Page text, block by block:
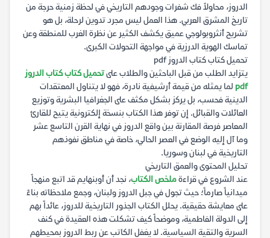
الدروز، محاولاً فك شفرات وجودهم التاريخي في لحظة زمنية حرجة من
تاريخ المشرق العربي. هذا العمل ليس مجرد تدوين لرحلة، بل هو
تشريح أنثروبولوجي عميق يكشف الكثير عن نظرة الغرب للمنطقة وعن
تماسك الهوية الدرزية في مواجهة التحولات الكبرى.
تحميل كتاب كتاب الدروز pdf
يتزايد الطلب من قبل الباحثين والطلاب علىتحميل كتاب كتاب الدروز
pdf لما يمثله من قيمة أرشيفية نادرة، فهو لا يتناول المعتقدات
الدينية فحسب، بل يركز بشكل مكثف على الجغرافيا البشرية وتوزيع
العائلات والقبائل. إن توفر هذا الكتاب بنسخة إلكترونية يتيح للقارئ
المعاصر فرصة المقارنة بين واقع الدروز في نهاية القرن التاسع عشر
وما آل إليه الوضع في العصر الحالي، خاصة في مناطق نفوذهم
التاريخية في لبنان وسوريا.
تحليل المحتوى والعمق التاريخي
عند الشروع في قراءةملخص الكتاب، نجد أن أوبنهايم قد اتبع منهجاً
ميدانياً صارماً؛ حيث تجول في جبل الدروز ولبنان، وجمع ملاحظاته بناءً
على معايشة حقيقية. يحلل الكتاب الجذور التاريخية للدروز، عائداً بهم
إلى الدولة الفاطمية، وموضحاً كيف تشكلت هذه العقيدة في كنف
السرية والتقية السياسية. لا يغفل الكاتب عن ربط الدروز بمحيطهم